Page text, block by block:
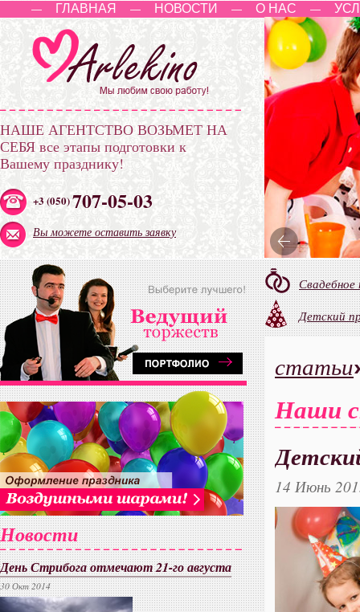
— ГЛАВНАЯ — НОВОСТИ — О НАС —
НАШЕ АГЕНТСТВО ВОЗЬМЕТ НА
СЕБЯ все этапы подготовки к
Вашему празднику!
+3 (050)707-05-03
Вы можете оставить заявку
Детский
статьи
Наши
14 Июнь
Новости
День Стрибога отмечают 21-го августа
30 Окт 2014